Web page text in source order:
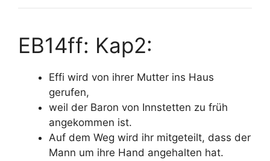
EB14ff: Kap2:
Effi wird von ihrer Mutter ins Haus
gerufen,
weil der Baron von Innstetten zu früh
angekommen ist.
Auf dem Weg wird ihr mitgeteilt, dass der
Mann um ihre Hand angehalten hat.